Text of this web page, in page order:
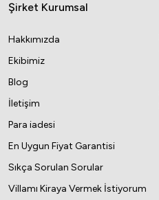
Şirket Kurumsal
Hakkımızda
Ekibimiz
Blog
İletişim
Para iadesi
En Uygun Fiyat Garantisi
Sıkça Sorulan Sorular
Villamı Kiraya Vermek İstiyorum